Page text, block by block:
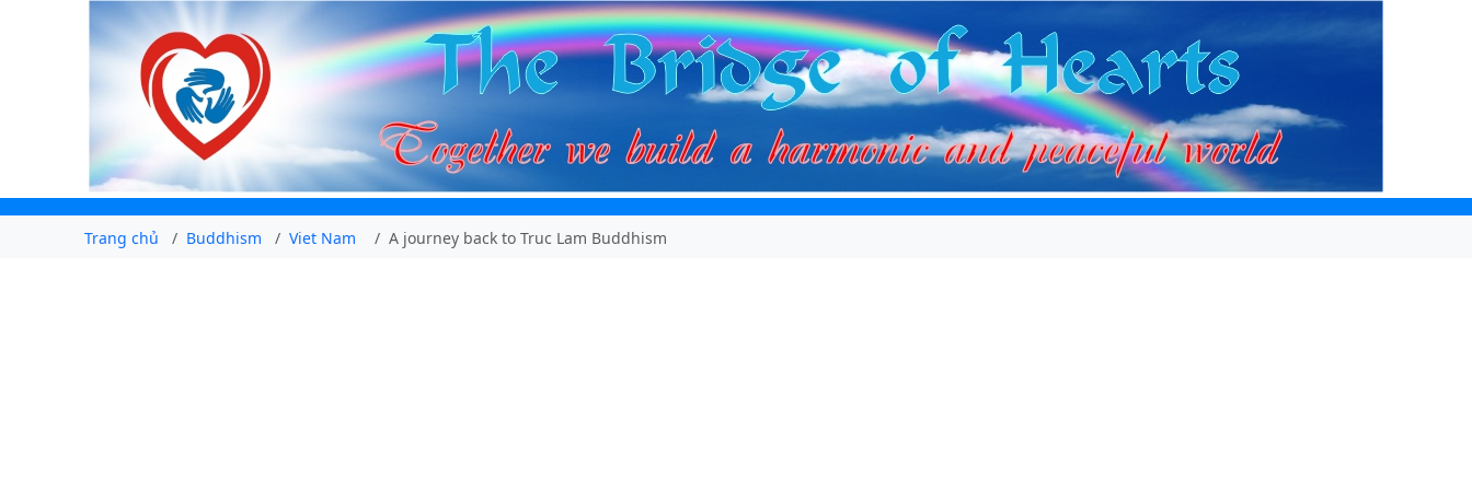
Trang chủ Buddhism Viet Nam A journey back to Truc Lam Buddhism